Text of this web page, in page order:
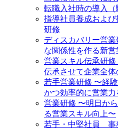
転職入社時の導入
指導社員養成およ
研修
ディスカバリー営
な関係性を作る新
営業スキル伝承研
伝承させて企業全
若手営業研修 〜経
かつ効率的に営業力
営業研修 〜明日か
る営業スキル向上〜
若手・中堅社員 事